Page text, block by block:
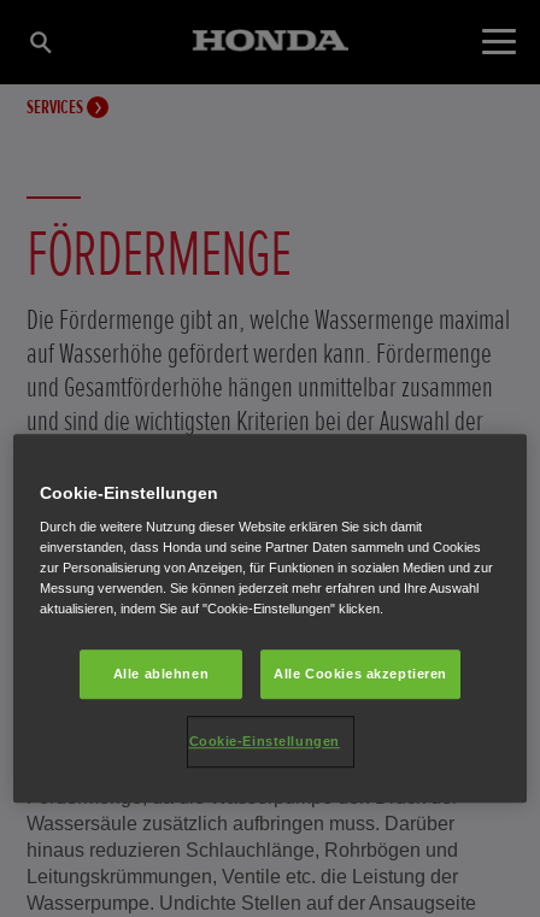
SERVICES
FÖRDERMENGE
Die Fördermenge gibt an, welche Wassermenge maximal
auf Wasserhöhe gefördert werden kann. Fördermenge
und Gesamtförderhöhe hängen unmittelbar zusammen
und sind die wichtigsten Kriterien bei der Auswahl der
Planen Sie Ihre
Kapazitätsanforderungen
Mit steigender Förderhöhe reduziert sich die
Wassersäule zusätzlich aufbringen muss. Darüber
hinaus reduzieren Schlauchlänge, Rohrbögen und
Leitungskrümmungen, Ventile etc. die Leistung der
Wasserpumpe. Undichte Stellen auf der Ansaugseite
Cookie-Einstellungen
Durch die weitere Nutzung dieser Website erklären Sie sich damit
einverstanden, dass Honda und seine Partner Daten sammeln und Cookies
zur Personalisierung von Anzeigen, für Funktionen in sozialen Medien und zur
Messung verwenden. Sie können jederzeit mehr erfahren und Ihre Auswahl
aktualisieren, indem Sie auf "Cookie-Einstellungen" klicken.
Alle ablehnen Alle Cookies akzeptieren
Cookie-Einstellungen